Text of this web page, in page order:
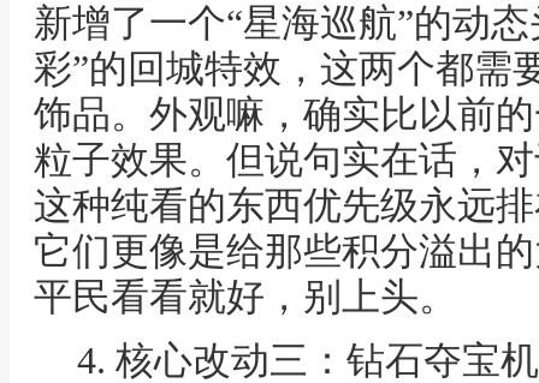
新增了一个“星海巡航”的动
彩”的回城特效，这两个都需
饰品。外观嘛，确实比以前
粒子效果。但说句实在话，
这种纯看的东西优先级永远
它们更像是给那些积分溢出
平民看看就好，别上头。
4. 核心改动三：钻石夺宝